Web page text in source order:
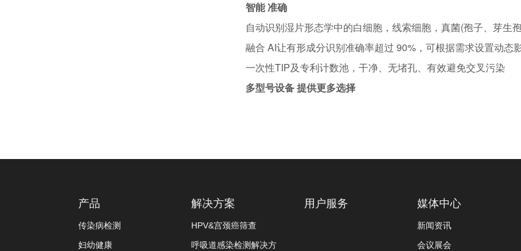
智能 准确
自动识别湿片形态学中的白细胞，线索细胞，真菌(孢子、芽生
融合 AI让有形成分识别准确率超过 90%，可根据需求设置动态
一次性TIP及专利计数池，干净、无堵孔、有效避免交叉污染
多型号设备 提供更多选择
产品
传染病检测
妇幼健康
解决方案
HPV&宫颈癌筛查
呼吸道感染检测解决方
用户服务 媒体中心
新闻资讯
会议展会